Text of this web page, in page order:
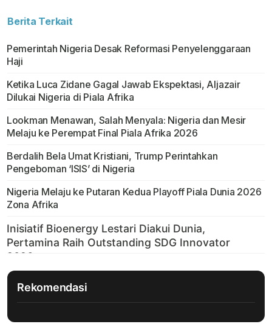
Berita Terkait
Pemerintah Nigeria Desak Reformasi Penyelenggaraan
Haji
Ketika Luca Zidane Gagal Jawab Ekspektasi, Aljazair
Dilukai Nigeria di Piala Afrika
Lookman Menawan, Salah Menyala: Nigeria dan Mesir
Melaju ke Perempat Final Piala Afrika 2026
Berdalih Bela Umat Kristiani, Trump Perintahkan
Pengeboman ‘ISIS’ di Nigeria
Nigeria Melaju ke Putaran Kedua Playoff Piala Dunia 2026
Zona Afrika
Rekomendasi